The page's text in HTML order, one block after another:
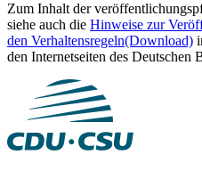
Zum Inhalt der
siehe auch die Hinweise zur
den Verhaltensregeln(Download)
den Internetseiten des Deutschen